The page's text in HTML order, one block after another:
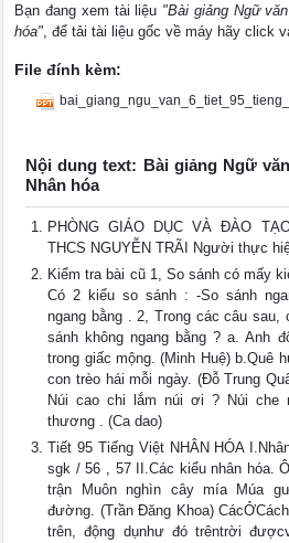
Bạn đang xem tài liệu "Bài giảng Ngữ
hóa", để tải tài liệu gốc về máy hãy click
File đính kèm:
Nội dung text: Bài giảng Ngữ
Nhân hóa
PHÒNG GIÁO DỤC VÀ ĐÀO
THCS NGUYỄN TRÃI Người thực
Kiểm tra bài cũ 1, So sánh có mấy
Có 2 kiểu so sánh : -So sánh
ngang bằng . 2, Trong các câu
sánh không ngang bằng ? a. Anh
trong giấc mộng. (Minh Huệ) b.Quê
con trèo hái mỗi ngày. (Đỗ Trung
Núi cao chi lắm núi ơi ? Núi che
thương . (Ca dao)
Tiết 95 Tiếng Việt NHÂN HÓA
sgk / 56 , 57 II.Các kiểu nhân hóa.
trận Muôn nghìn cây mía Múa
đường. (Trần Đăng Khoa)
trên, động dụnhư đó trêntrời